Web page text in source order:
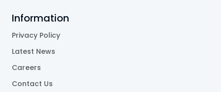
Information
Privacy Policy
Latest News
Careers
Contact Us